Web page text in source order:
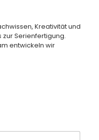
Kreativität und
zur Serienfertigung.
entwickeln wir